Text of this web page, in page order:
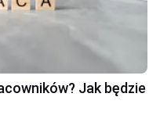
Jak będzie